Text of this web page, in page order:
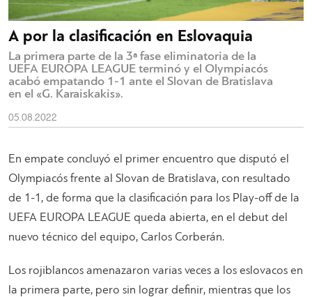
A por la clasificación en Eslovaquia
La primera parte de la 3ª fase eliminatoria de la
UEFA EUROPA LEAGUE terminó y el Olympiacós
acabó empatando 1-1 ante el Slovan de Bratislava
en el «G. Karaiskakis».
05.08.2022
En empate concluyó el primer encuentro que disputó el
Olympiacós frente al Slovan de Bratislava, con resultado
de 1-1, de forma que la clasificación para los Play-off de la
UEFA EUROPA LEAGUE queda abierta, en el debut del
nuevo técnico del equipo, Carlos Corberán.
Los rojiblancos amenazaron varias veces a los eslovacos en
la primera parte, pero sin lograr definir, mientras que los